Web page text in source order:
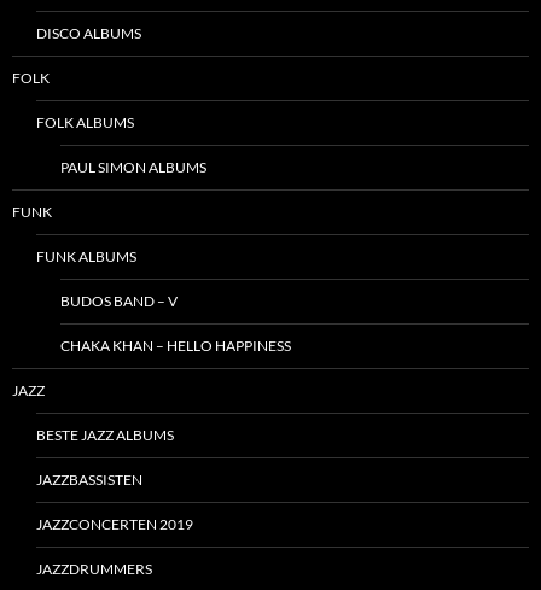
DISCO ALBUMS
FOLK
FOLK ALBUMS
PAUL SIMON ALBUMS
FUNK
FUNK ALBUMS
BUDOS BAND – V
CHAKA KHAN – HELLO HAPPINESS
JAZZ
BESTE JAZZ ALBUMS
JAZZBASSISTEN
JAZZCONCERTEN 2019
JAZZDRUMMERS